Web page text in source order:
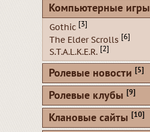
Компьютерные игры
Gothic [3]
The Elder Scrolls [6]
S.T.A.L.K.E.R. [2]
Ролевые новости [5]
Ролевые клубы [9]
Клановые сайты [10]